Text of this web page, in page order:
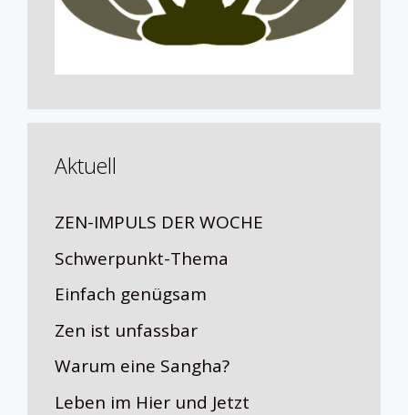
Aktuell
ZEN-IMPULS DER WOCHE
Schwerpunkt-Thema
Einfach genügsam
Zen ist unfassbar
Warum eine Sangha?
Leben im Hier und Jetzt